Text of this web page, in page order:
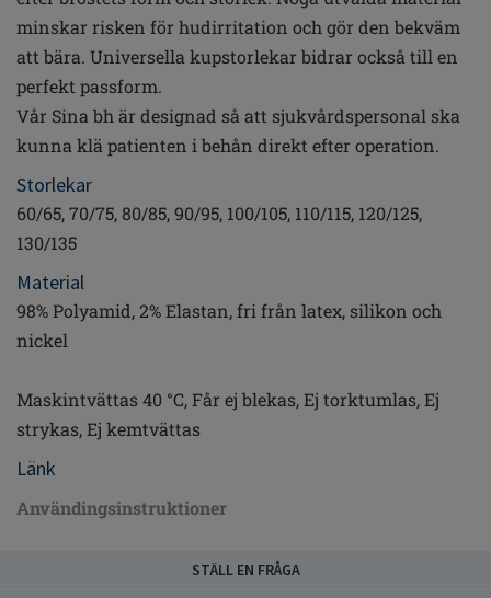
minskar risken för hudirritation och gör den bekväm
att bära. Universella kupstorlekar bidrar också till en
perfekt passform.
Vår Sina bh är designad så att sjukvårdspersonal ska
kunna klä patienten i behån direkt efter operation.
Storlekar
60/65, 70/75, 80/85, 90/95, 100/105, 110/115, 120/125,
130/135
Material
98% Polyamid, 2% Elastan, fri från latex, silikon och
nickel
Maskintvättas 40 °C, Får ej blekas, Ej torktumlas, Ej
strykas, Ej kemtvättas
Länk
Användingsinstruktioner
STÄLL EN FRÅGA